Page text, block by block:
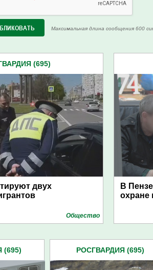
Максимальная длина сообщения 600
(695)
двух
Общество
В
охране
(695) РОСГВАРДИЯ (695)